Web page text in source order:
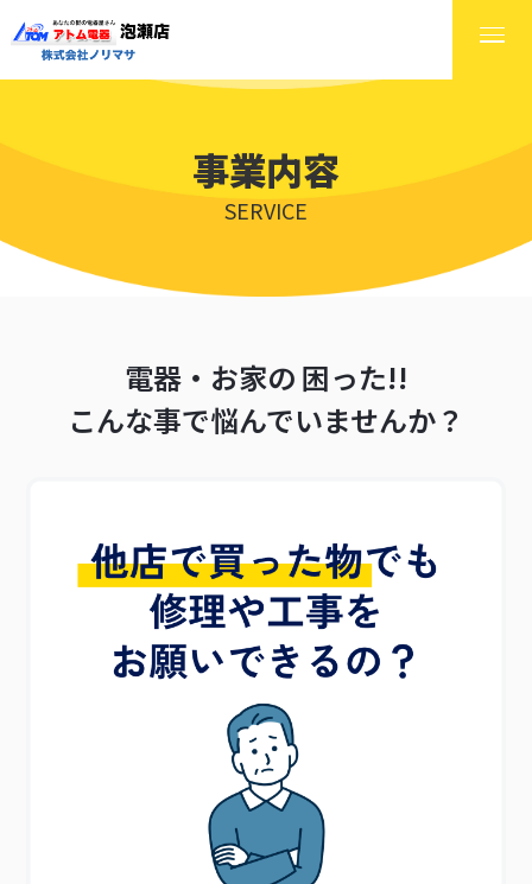
事業内容
SERVICE
電器・お家の 困った!!
こんな事で悩んでいませんか？